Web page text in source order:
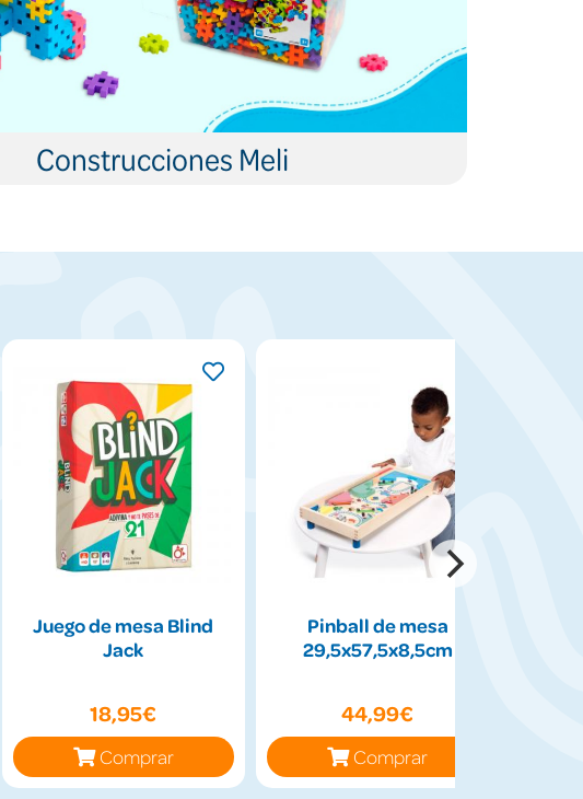
Construcciones Meli
Juego de mesa Blind
Jack
18,95€
Comprar
Pinball de mesa
29,5x57,5x8,5cm
44,99€
Comprar